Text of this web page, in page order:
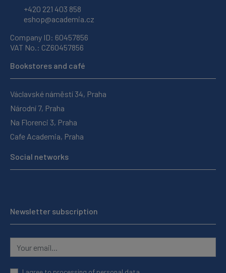
+420 221 403 858
eshop@academia.cz
Company ID: 60457856
VAT No.: CZ60457856
Bookstores and café
Václavské náměstí 34, Praha
Národní 7, Praha
Na Florenci 3, Praha
Cafe Academia, Praha
Social networks
Newsletter subscription